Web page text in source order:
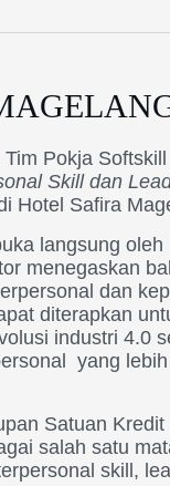
Pokja
Skill dan
Hotel Safira
langsung oleh
menegaskan
dan
diterapkan
industri 4.0
yang
Satuan
salah satu
skill,